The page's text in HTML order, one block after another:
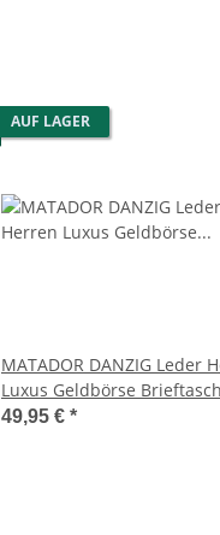
AUF LAGER
MATADOR DANZIG Leder
Luxus Geldbörse
RFID TüV
49,95 € *